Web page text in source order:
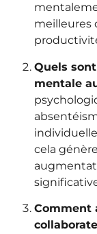
meilleures
Quels
mentale
cela
Comment